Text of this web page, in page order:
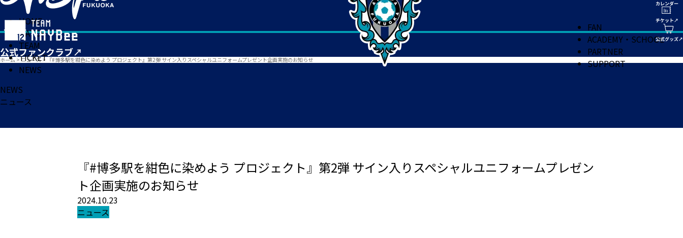
HOME
MATCH
TEAM
TICKET
NEWS
FAN
ACADEMY・SCHOOL
PARTNER
SUPPORT
ホーム > ニュース> 『#博多駅を紺色に染めよう プロジェクト』第2弾 サイン入りスペシャルユニフォームプレゼント企画実施のお知らせ
NEWS
ニュース
『#博多駅を紺色に染めよう プロジェクト』第2弾 サイン入りスペシャルユニフォームプレゼン
ト企画実施のお知らせ
2024.10.23
ニュース